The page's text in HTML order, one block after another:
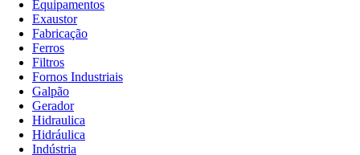
Equipamentos
Exaustor
Fabricação
Ferros
Filtros
Fornos Industriais
Galpão
Gerador
Hidraulica
Hidráulica
Indústria